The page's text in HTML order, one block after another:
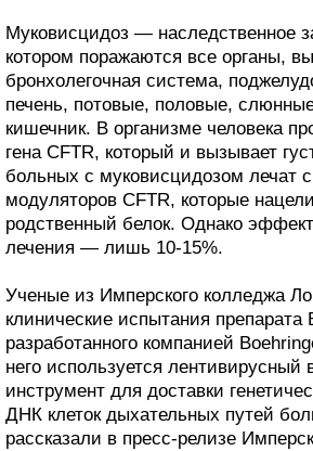
Муковисцидоз — наследственное
котором поражаются все органы,
бронхолегочная система,
печень, потовые, половые,
кишечник. В организме человека
гена CFTR, который и вызывает
больных с муковисцидозом лечат
модуляторов CFTR, которые
родственный белок. Однако
лечения — лишь 10-15%.
Ученые из Имперского колледжа
клинические испытания препарата
разработанного компанией
него используется лентивирусный
инструмент для доставки
ДНК клеток дыхательных путей
рассказали в пресс-релизе